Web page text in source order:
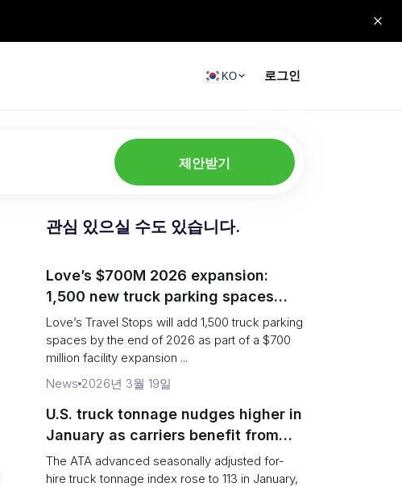
KO 로그인
제안받기
관심 있으실 수도 있습니다.
Love’s $700M 2026 expansion:
1,500 new truck parking spaces
and expanded driver services
Love’s Travel Stops will add 1,500 truck parking
spaces by the end of 2026 as part of a $700
million facility expansion ...
News 2026년 3월 19일
U.S. truck tonnage nudges higher in
January as carriers benefit from
tighter capacity
The ATA advanced seasonally adjusted for-
hire truck tonnage index rose to 113 in January,